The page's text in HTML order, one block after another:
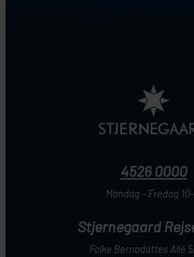
4526 0000
Mandag - Fredag 10-
Stjernegaard
Folke Bernadottes Allé